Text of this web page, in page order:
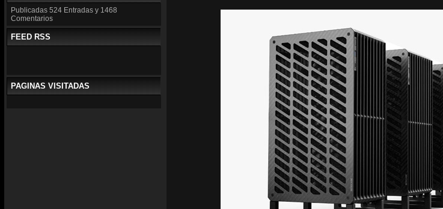
Publicadas 524 Entradas y 1468
Comentarios
FEED RSS
PAGINAS VISITADAS